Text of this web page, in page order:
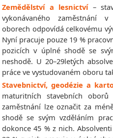
Zemědělství a lesnictví– stav
vykonávaného zaměstnání
oborech odpovídá celkovému
Nyní pracuje pouze 19 %
pozicích v úplné shodě se
neshodě. U 20–29letých
práce ve vystudovaném oboru
Stavebnictví, geodézie a
maturitních stavebních
zaměstnání lze označit za
shodě se svým vzděláním
dokonce 45 % z nich.